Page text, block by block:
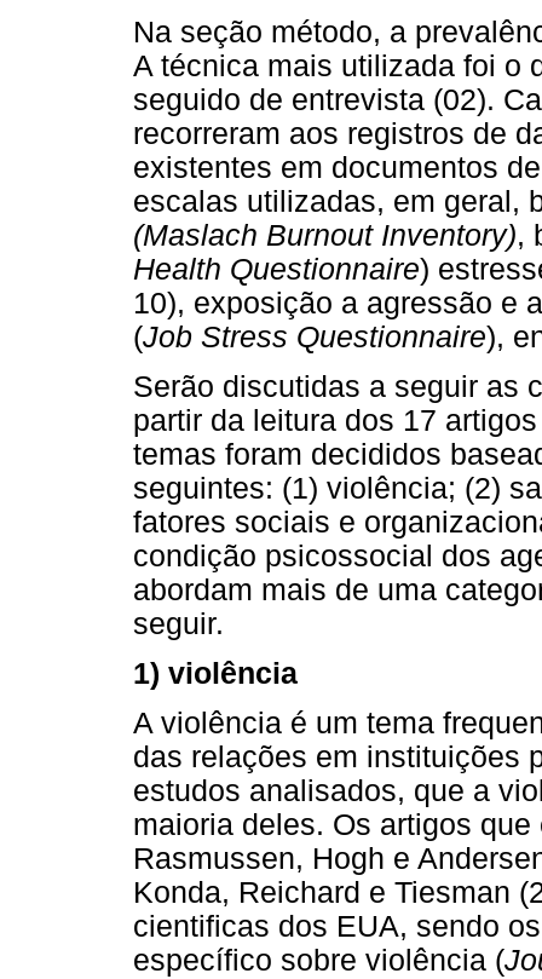
Na seção método, a
A técnica mais utilizada foi o
seguido de entrevista (02).
recorreram aos registros de
existentes em documentos
escalas utilizadas, em geral,
(Maslach Burnout Inventory),
Health Questionnaire)
10), exposição a agressão e
(Job Stress Questionnaire),
Serão discutidas a seguir as
partir da leitura dos 17
temas foram decididos
seguintes: (1) violência; (2)
fatores sociais e
condição psicossocial dos
abordam mais de uma
seguir.
1) violência
A violência é um tema
das relações em instituições
estudos analisados, que a
maioria deles. Os artigos
Rasmussen, Hogh e
Konda, Reichard e Tiesman
cientificas dos EUA, sendo
específico sobre violência (